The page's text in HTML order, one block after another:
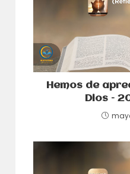
Hemos de
Dios –